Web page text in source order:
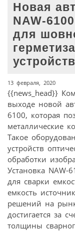
Новая
NAW-
для
13 февраля, 2020
{{news_head}}
выходе новой
6100, которая
металлические
Такое
устройств
обработки
Установка NAW-
для сварки
емкость
решений на
достигается за
толщины